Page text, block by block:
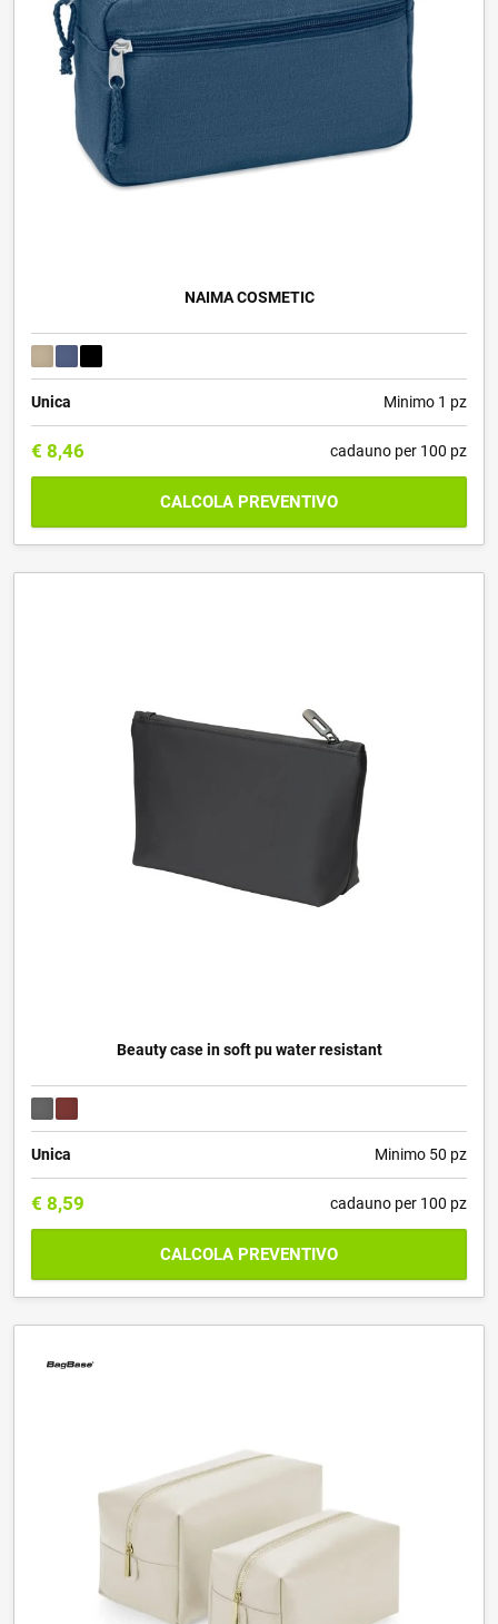
NAIMA COSMETIC
Unica Minimo 1 pz
€ 8,46 cadauno per 100 pz
CALCOLA PREVENTIVO
Beauty case in soft pu water resistant
Unica Minimo 50 pz
€ 8,59 cadauno per 100 pz
CALCOLA PREVENTIVO